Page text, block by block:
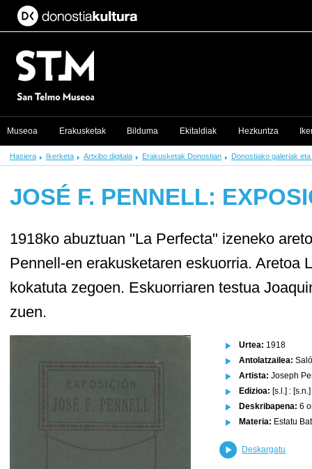
Hasiera Ikerketa Artxibo digitala Erakusketak Donostian Donostiako galeriak
JOSÉ F. PENNELL:
1918ko abuztuan "La Perfecta" izeneko
Pennell-en erakusketaren eskuorria. Aretoa
kokatuta zegoen. Eskuorriaren testua
zuen.
Urtea: 1918
Antolatzailea:
Artista: Joseph
Edizioa: [s.l.] : [s.n.]
Deskribapena: 6
Materia: Estatu
Deskargatu
Museoa Erakusketak Bilduma Ekitaldiak Hezkuntza